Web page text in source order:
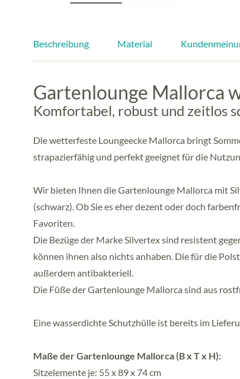
Beschreibung Material
Gartenlounge Mallorca
Komfortabel, robust und zeitlos
Die wetterfeste Loungeecke Mallorca bringt
strapazierfähig und perfekt geeignet für die
Wir bieten Ihnen die Gartenlounge Mallorca mit
(schwarz). Ob Sie es eher dezent oder doch
Favoriten.
Die Bezüge der Marke Silvertex sind resistent
können ihnen also nichts anhaben. Die für die
außerdem antibakteriell.
Die Füße der Gartenlounge Mallorca sind aus
Eine wasserdichte Schutzhülle ist bereits im
Maße der Gartenlounge Mallorca (B x T x H):
Sitzelemente je: 55 x 89 x 74 cm